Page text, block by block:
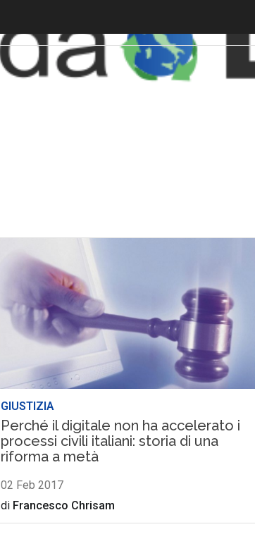
GIUSTIZIA
Perché il digitale non ha accelerato i
processi civili italiani: storia di una
riforma a metà
02 Feb 2017
di Francesco Chrisam